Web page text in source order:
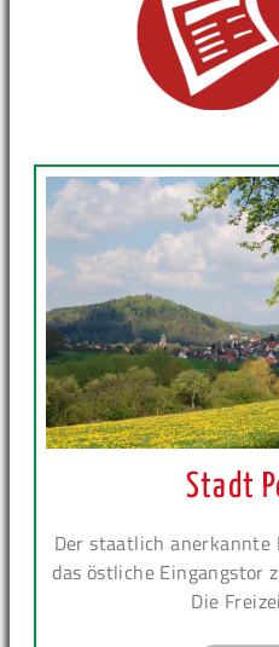
Stadt
Der staatlich
das östliche Eingangstor
Die